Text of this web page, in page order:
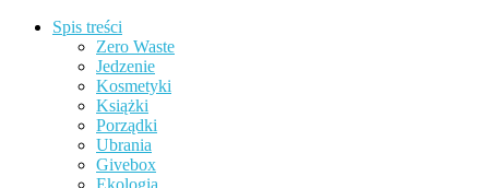
Spis treści
Zero Waste
Jedzenie
Kosmetyki
Książki
Porządki
Ubrania
Givebox
Ekologia